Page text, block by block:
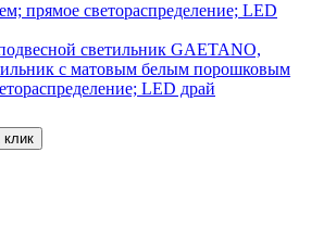
светильник GAETANO,
с матовым белым порошковым
LED драй
клик